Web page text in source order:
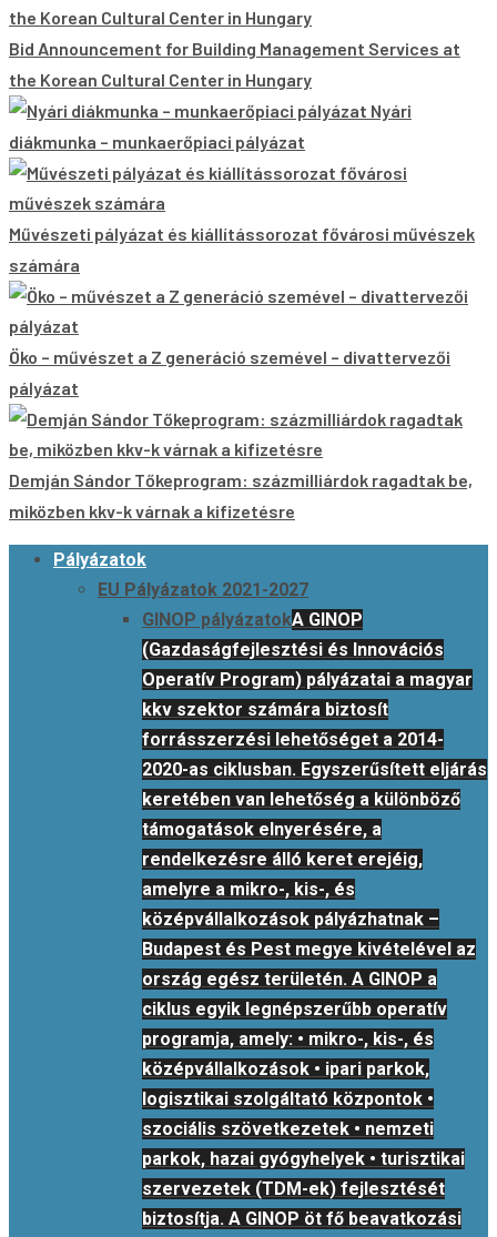
Bid Announcement for Building Management Services at
the Korean Cultural Center in Hungary
Nyári
diákmunka – munkaerőpiaci pályázat
Művészeti pályázat és kiállítássorozat fővárosi művészek
számára
Öko – művészet a Z generáció szemével – divattervezői
pályázat
Demján Sándor Tőkeprogram: százmilliárdok ragadtak be,
miközben kkv-k várnak a kifizetésre
PrimaryPályázatok
EU Pályázatok 2021-2027
GINOP pályázatokA GINOP
(Gazdaságfejlesztési és Innovációs
Operatív Program) pályázatai a magyar
kkv szektor számára biztosít
forrásszerzési lehetőséget a 2014-
2020-as ciklusban. Egyszerűsített eljárás
keretében van lehetőség a különböző
támogatások elnyerésére, a
rendelkezésre álló keret erejéig,
amelyre a mikro-, kis-, és
középvállalkozások pályázhatnak –
Budapest és Pest megye kivételével az
ország egész területén. A GINOP a
ciklus egyik legnépszerűbb operatív
programja, amely: • mikro-, kis-, és
középvállalkozások • ipari parkok,
logisztikai szolgáltató központok •
szociális szövetkezetek • nemzeti
parkok, hazai gyógyhelyek • turisztikai
szervezetek (TDM-ek) fejlesztését
biztosítja. A GINOP öt fő beavatkozási